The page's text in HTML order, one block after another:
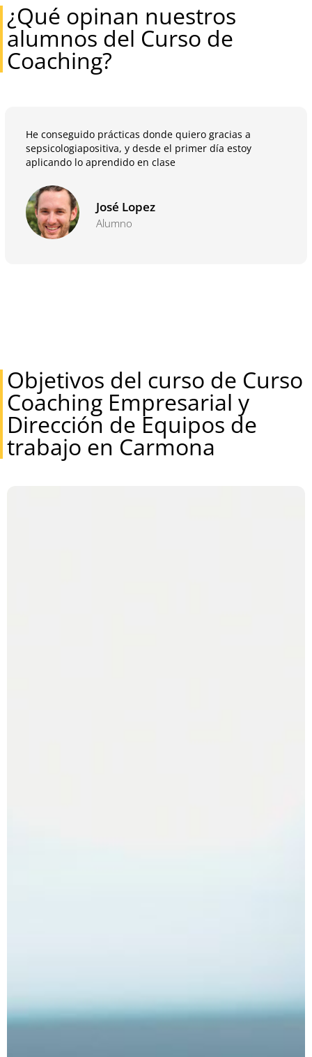
¿Qué opinan nuestros
alumnos del Curso de
Coaching?
He conseguido prácticas donde quiero gracias a
sepsicologiapositiva, y desde el primer día estoy
aplicando lo aprendido en clase
José Lopez
Alumno
Objetivos del curso de Curso
Coaching Empresarial y
Dirección de Equipos de
trabajo en Carmona